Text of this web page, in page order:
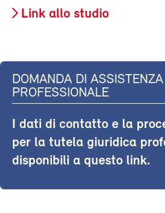
Link allo studio
DOMANDA DI
PROFESSIONALE
I dati di contatto e la
per la tutela giuridica
disponibili a questo link.